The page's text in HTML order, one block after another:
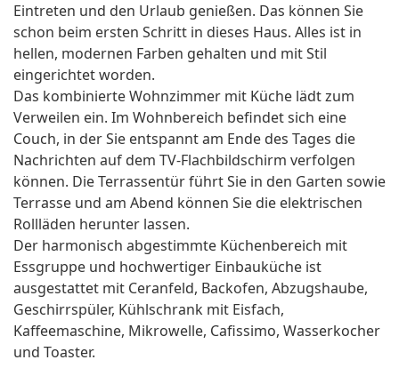
Eintreten und den Urlaub genießen. Das können Sie
schon beim ersten Schritt in dieses Haus. Alles ist in
hellen, modernen Farben gehalten und mit Stil
eingerichtet worden.
Das kombinierte Wohnzimmer mit Küche lädt zum
Verweilen ein. Im Wohnbereich befindet sich eine
Couch, in der Sie entspannt am Ende des Tages die
Nachrichten auf dem TV-Flachbildschirm verfolgen
können. Die Terrassentür führt Sie in den Garten sowie
Terrasse und am Abend können Sie die elektrischen
Rollläden herunter lassen.
Der harmonisch abgestimmte Küchenbereich mit
Essgruppe und hochwertiger Einbauküche ist
ausgestattet mit Ceranfeld, Backofen, Abzugshaube,
Geschirrspüler, Kühlschrank mit Eisfach,
Kaffeemaschine, Mikrowelle, Cafissimo, Wasserkocher
und Toaster.